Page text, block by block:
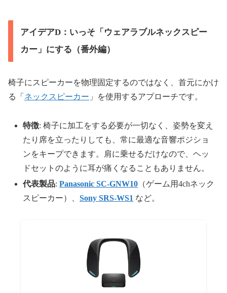
アイデアD：いっそ「ウェアラブルネックスピー
カー」にする（番外編）
椅子にスピーカーを物理固定するのではなく、首元にかけ
る「 ネックスピーカー 」を使用するアプローチです。
特徴: 椅子に加工をする必要が一切なく、姿勢を変え
たり席を立ったりしても、常に最適な音響ポジショ
ンをキープできます。肩に乗せるだけなので、ヘッ
ドセットのように耳が痛くなることもありません。
代表製品:Panasonic SC-GNW10 （ゲーム用4chネック
スピーカー）、Sony SRS-WS1 など。